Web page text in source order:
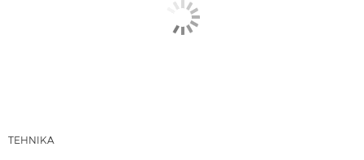
TEHNIKA